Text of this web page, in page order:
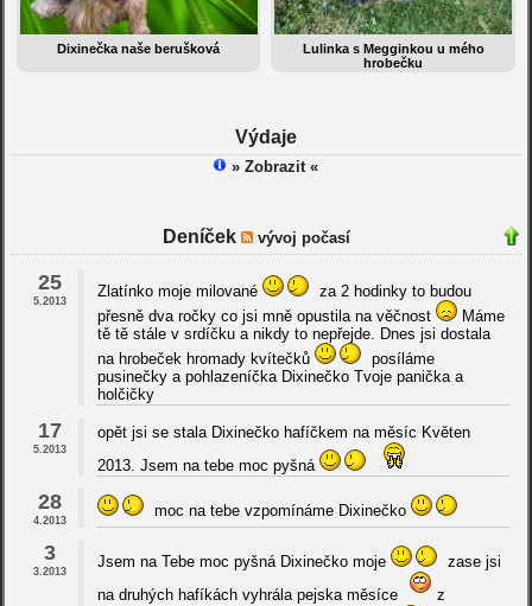
Dixinečka naše berušková
Lulinka s Megginkou u mého
hrobečku
Výdaje
» Zobrazit «
Deníček vývoj počasí
25
5.2013
Zlatínko moje milované
za 2 hodinky to budou
přesně dva ročky co jsi mně opustila na věčnost
Máme
tě tě stále v srdíčku a nikdy to nepřejde. Dnes jsi dostala
na hrobeček hromady kvítečků
posíláme
pusinečky a pohlazeníčka Dixinečko Tvoje panička a
holčičky
17
5.2013
opět jsi se stala Dixinečko hafíčkem na měsíc Květen
2013. Jsem na tebe moc pyšná
28
4.2013
moc na tebe vzpomínáme Dixinečko
3
3.2013
Jsem na Tebe moc pyšná Dixinečko moje
zase jsi
na druhých hafíkách vyhrála pejska měsíce
z